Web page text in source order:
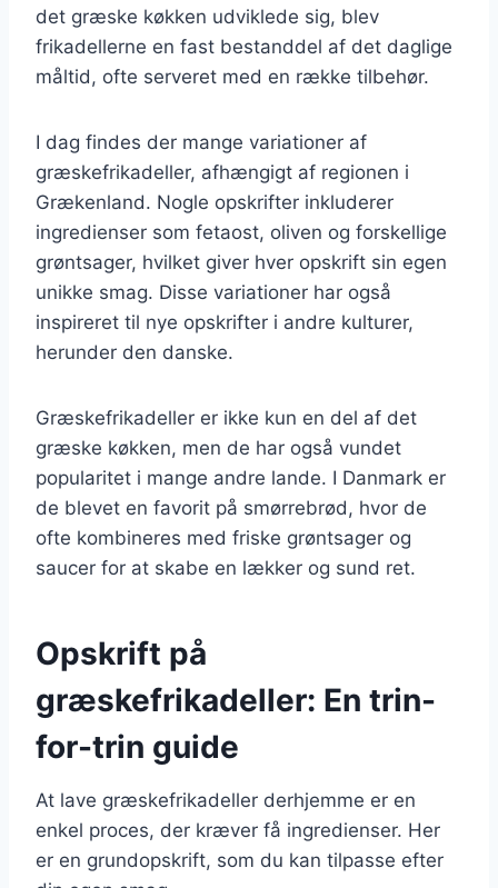
det græske køkken udviklede sig, blev
frikadellerne en fast bestanddel af det daglige
måltid, ofte serveret med en række tilbehør.
I dag findes der mange variationer af
græskefrikadeller, afhængigt af regionen i
Grækenland. Nogle opskrifter inkluderer
ingredienser som fetaost, oliven og forskellige
grøntsager, hvilket giver hver opskrift sin egen
unikke smag. Disse variationer har også
inspireret til nye opskrifter i andre kulturer,
herunder den danske.
Græskefrikadeller er ikke kun en del af det
græske køkken, men de har også vundet
popularitet i mange andre lande. I Danmark er
de blevet en favorit på smørrebrød, hvor de
ofte kombineres med friske grøntsager og
saucer for at skabe en lækker og sund ret.
Opskrift på
græskefrikadeller: En trin-
for-trin guide
At lave græskefrikadeller derhjemme er en
enkel proces, der kræver få ingredienser. Her
er en grundopskrift, som du kan tilpasse efter